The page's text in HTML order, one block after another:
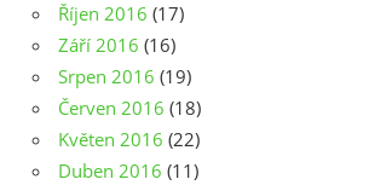
Říjen 2016 (17)
Září 2016 (16)
Srpen 2016 (19)
Červen 2016 (18)
Květen 2016 (22)
Duben 2016 (11)